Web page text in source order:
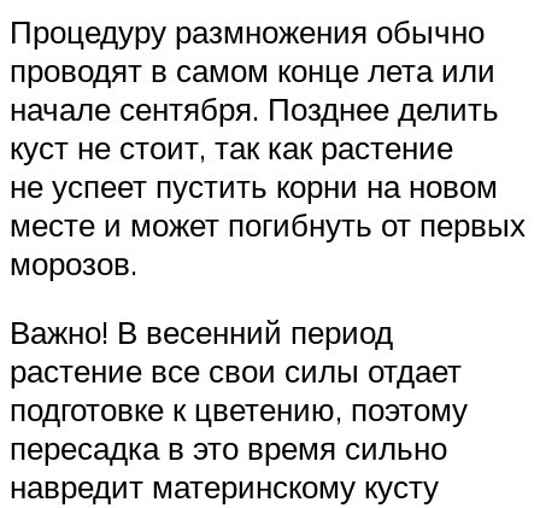
Процедуру размножения обычно
проводят в самом конце лета или
начале сентября. Позднее делить
куст не стоит, так как растение
не успеет пустить корни на новом
месте и может погибнуть от первых
морозов.
Важно! В весенний период
растение все свои силы отдает
подготовке к цветению, поэтому
пересадка в это время сильно
навредит материнскому кусту